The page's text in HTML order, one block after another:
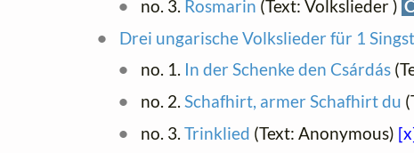
no. 3. Rosmarin (Text: Volkslieder )
Drei ungarische Volkslieder für 1
no. 1. In der Schenke den Csárdás
no. 2. Schafhirt, armer Schafhirt du
no. 3. Trinklied (Text: Anonymous)